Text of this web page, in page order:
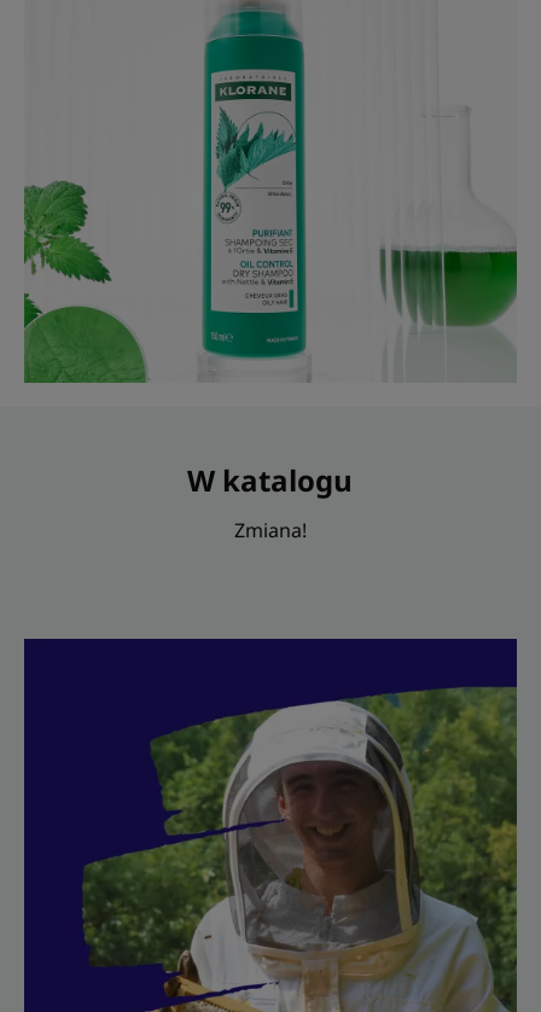
W katalogu
Zmiana!
zaangażowanym